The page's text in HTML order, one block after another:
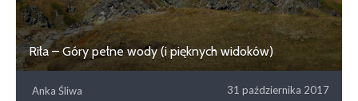
Riła – Góry pełne wody (i pięknych widoków)
Anka Śliwa 31 października 2017